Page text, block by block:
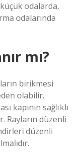
odalarda,
odalarında
mı?
birikmesi
olabilir.
kapının sağlıklı
Rayların düzenli
düzenli